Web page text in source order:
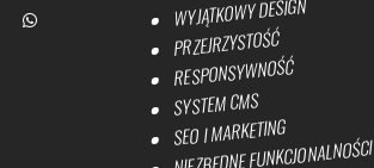
WYJĄTKOWY DESIGN
PRZEJRZYSTOŚĆ
RESPONSYWNOŚĆ
SYSTEM CMS
SEO I MARKETING
NIEZBĘDNE FUNKCJONALNOŚCI